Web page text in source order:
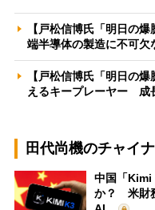
【戸松信博氏「明日の
端半導体の製造に不可
【戸松信博氏「明日の
えるキープレーヤー 成
田代尚機のチャイ
中国「Kimi
か？ 米財